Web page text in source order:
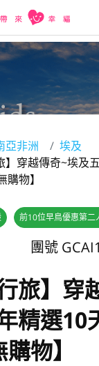
亞非洲
埃及
】穿越傳奇~埃及
購物】
前10位早鳥優惠第二
團號
行旅】穿
精選10
物】